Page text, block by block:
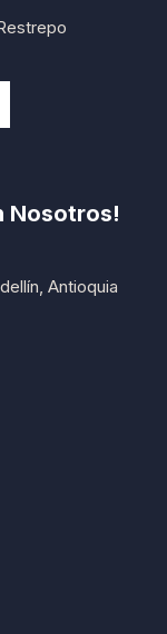
Nosotros!
Antioquia